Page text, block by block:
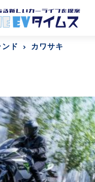
ド カワサキ